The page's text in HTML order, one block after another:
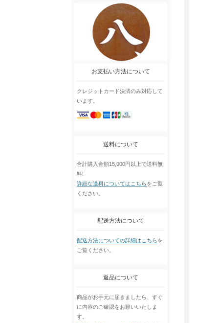
お支払い方法について
クレジットカード決済のみ対応して
います。
送料について
合計購入金額15,000円以上で送料無
料!
詳細な送料についてはこちらをご覧
ください。
配送方法について
配送方法についての詳細はこちらを
ご覧ください。
返品について
商品がお手元に届きましたら、すぐ
に内容のご確認をお願いいたしま
す。